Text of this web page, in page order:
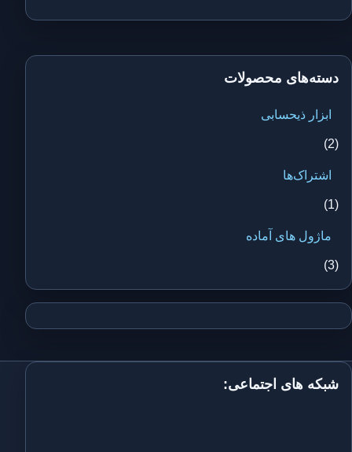
دسته‌های محصولات
ابزار ذیحسابی
(2)
اشتراک‌ها
(1)
ماژول های آماده
(3)
شبکه های اجتماعی: